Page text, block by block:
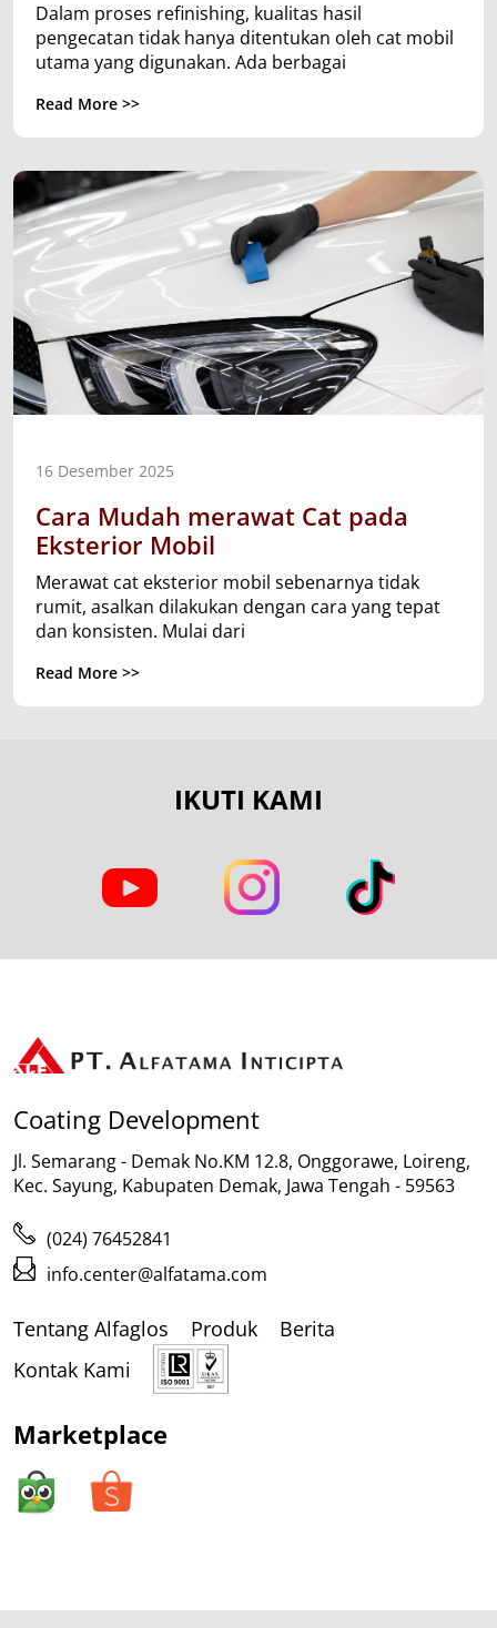
Dalam proses refinishing, kualitas hasil
pengecatan tidak hanya ditentukan oleh cat mobil
utama yang digunakan. Ada berbagai
Read More >>
16 Desember 2025
Cara Mudah merawat Cat pada
Eksterior Mobil
Merawat cat eksterior mobil sebenarnya tidak
rumit, asalkan dilakukan dengan cara yang tepat
dan konsisten. Mulai dari
Read More >>
IKUTI KAMI
Coating Development
Jl. Semarang - Demak No.KM 12.8, Onggorawe, Loireng,
Kec. Sayung, Kabupaten Demak, Jawa Tengah - 59563
(024) 76452841
info.center@alfatama.com
Tentang Alfaglos Produk
Berita
Kontak Kami
Marketplace